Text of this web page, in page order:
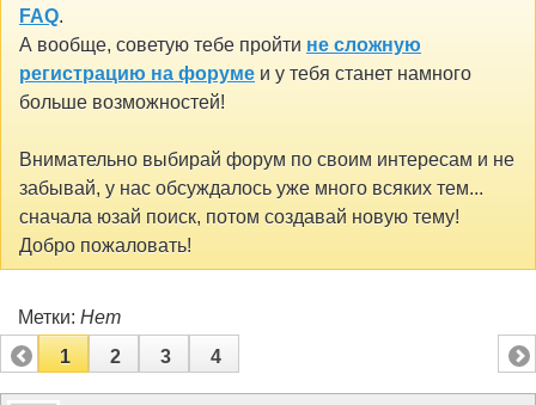
FAQ.
А вообще, советую тебе пройти не сложную
регистрацию на форуме и у тебя станет намного
больше возможностей!
Внимательно выбирай форум по своим интересам и не
забывай, у нас обсуждалось уже много всяких тем...
сначала юзай поиск, потом создавай новую тему!
Добро пожаловать!
Метки: Нет
1
2 3 4